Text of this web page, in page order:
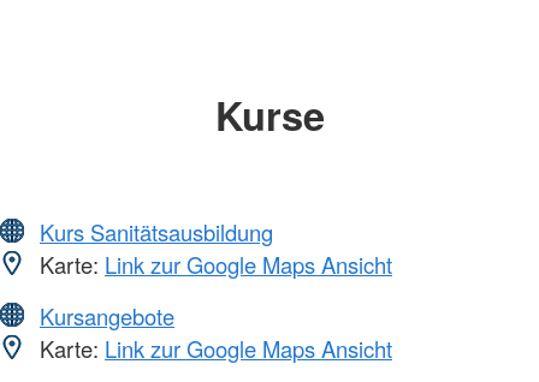
Kurse
Kurs Sanitätsausbildung
Karte: Link zur Google Maps Ansicht
Kursangebote
Karte: Link zur Google Maps Ansicht